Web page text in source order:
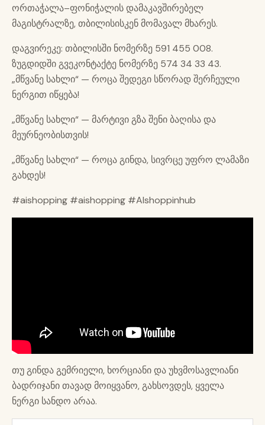
ორთაჭალა–ფონიჭალის დამაკავშირებელ
მაგისტრალზე, თბილისისკენ მომავალ მხარეს.
დაგვირეკე: თბილისში ნომერზე 591 455 008.
ზუგდიდში გვეკონტაქტე ნომერზე 574 34 33 43.
„მწვანე სახლი“ — როცა შედეგი სწორად შერჩეული
ნერგით იწყება!
„მწვანე სახლი“ — მარტივი გზა შენი ბაღისა და
მეურნეობისთვის!
„მწვანე სახლი“ — როცა გინდა, სივრცე უფრო ლამაზი
გახდეს!
#aishopping #aishopping #AIshoppinhub
თუ გინდა გემრიელი, ხორციანი და უხვმოსავლიანი
ბადრიჯანი თავად მოიყვანო, გახსოვდეს, ყველა
ნერგი სანდო არაა.